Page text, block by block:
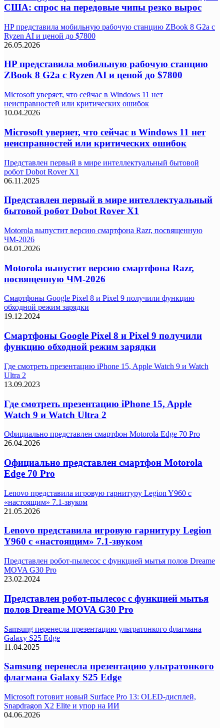
США: спрос на передовые чипы резко вырос
HP представила мобильную рабочую станцию ZBook 8 G2a с
Ryzen AI и ценой до $7800
26.05.2026
HP представила мобильную рабочую станцию
ZBook 8 G2a с Ryzen AI и ценой до $7800
Microsoft уверяет, что сейчас в Windows 11 нет
неисправностей или критических ошибок
10.04.2026
Microsoft уверяет, что сейчас в Windows 11 нет
неисправностей или критических ошибок
Представлен первый в мире интеллектуальный бытовой
робот Dobot Rover X1
06.11.2025
Представлен первый в мире интеллектуальный
бытовой робот Dobot Rover X1
Motorola выпустит версию смартфона Razr, посвященную
ЧМ-2026
04.01.2026
Motorola выпустит версию смартфона Razr,
посвященную ЧМ-2026
Смартфоны Google Pixel 8 и Pixel 9 получили функцию
обходной режим зарядки
19.12.2024
Смартфоны Google Pixel 8 и Pixel 9 получили
функцию обходной режим зарядки
Где смотреть презентацию iPhone 15, Apple Watch 9 и Watch
Ultra 2
13.09.2023
Где смотреть презентацию iPhone 15, Apple
Watch 9 и Watch Ultra 2
Официально представлен смартфон Motorola Edge 70 Pro
26.04.2026
Официально представлен смартфон Motorola
Edge 70 Pro
Lenovo представила игровую гарнитуру Legion Y960 с
«настоящим» 7.1-звуком
21.05.2026
Lenovo представила игровую гарнитуру Legion
Y960 с «настоящим» 7.1-звуком
Представлен робот-пылесос с функцией мытья полов Dreame
MOVA G30 Pro
23.02.2024
Представлен робот-пылесос с функцией мытья
полов Dreame MOVA G30 Pro
Samsung перенесла презентацию ультратонкого флагмана
Galaxy S25 Edge
11.04.2025
Samsung перенесла презентацию ультратонкого
флагмана Galaxy S25 Edge
Microsoft готовит новый Surface Pro 13: OLED-дисплей,
Snapdragon X2 Elite и упор на ИИ
04.06.2026